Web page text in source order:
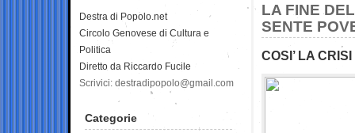
LA FINE
SENTE
COSI’ LA
Destra di Popolo.net
Circolo Genovese di Cultura e
Politica
Diretto da Riccardo Fucile
Scrivici: destradipopolo@gmail.com
Categorie